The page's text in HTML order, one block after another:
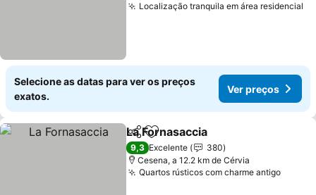
Localização tranquila em área residencial
Selecione as datas para ver os preços
exatos.
Ver preços
PartilharAdicionar aos favoritos
La Fornasaccia
9,3 Excelente
380
Cesena, a 12.2 km de Cérvia
Quartos rústicos com charme antigoVer